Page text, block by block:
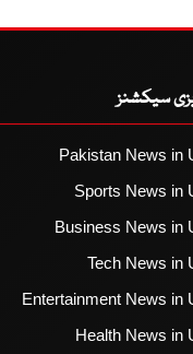
سیکشنز
Pakistan News in
Sports News in
Business News in
Tech News in
Entertainment News in
Health News in